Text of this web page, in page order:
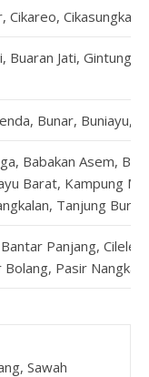
Cikareo, Cikasungka,
Buaran Jati, Gintung,
Bunar, Buniayu,
Babakan Asem,
Barat, Kampung
Tanjung
Panjang,
Bolang, Pasir
Sawah